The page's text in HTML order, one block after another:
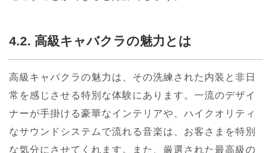
4.2. 高級キャバクラの魅力とは
高級キャバクラの魅力は、その洗練された内装と非日
常を感じさせる特別な体験にあります。一流のデザイ
ナーが手掛ける豪華なインテリアや、ハイクオリティ
なサウンドシステムで流れる音楽は、お客さまを特別
な気分にさせてくれます。また、厳選された最高級の